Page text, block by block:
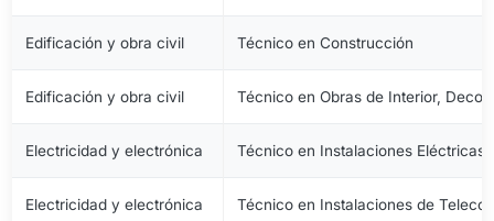
Edificación y obra civil Técnico en Construcción
Edificación y obra civil Técnico en Obras de Interior,
Electricidad y electrónica Técnico en Instalaciones Eléctricas
Electricidad y electrónica Técnico en Instalaciones de